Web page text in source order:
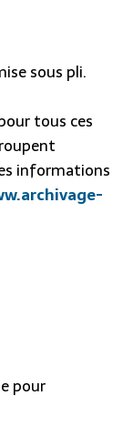
sous pli.
tous ces
informations
pour